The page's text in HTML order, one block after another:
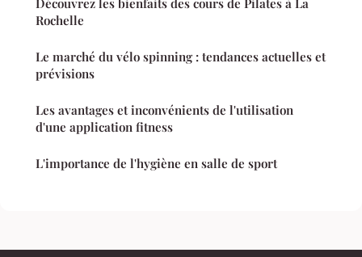
Rochelle
Le marché du vélo spinning : tendances actuelles et
prévisions
Les avantages et inconvénients de l'utilisation
d'une application fitness
L'importance de l'hygiène en salle de sport